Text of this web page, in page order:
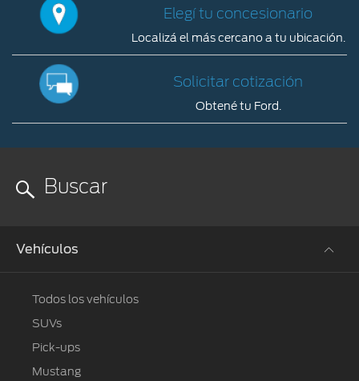
Elegí tu concesionario
Localizá el más cercano a tu ubicación.
Solicitar cotización
Obtené tu Ford.
Vehículos
Todos los vehículos
SUVs
Pick-ups
Mustang